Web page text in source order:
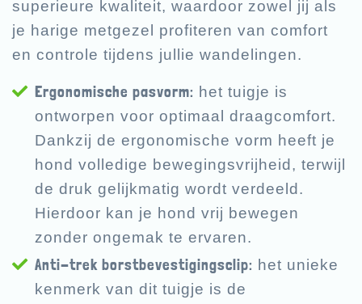
superieure kwaliteit, waardoor zowel jij als
je harige metgezel profiteren van comfort
en controle tijdens jullie wandelingen.
Ergonomische pasvorm: het tuigje is
ontworpen voor optimaal draagcomfort.
Dankzij de ergonomische vorm heeft je
hond volledige bewegingsvrijheid, terwijl
de druk gelijkmatig wordt verdeeld.
Hierdoor kan je hond vrij bewegen
zonder ongemak te ervaren.
Anti-trek borstbevestigingsclip: het unieke
kenmerk van dit tuigje is de